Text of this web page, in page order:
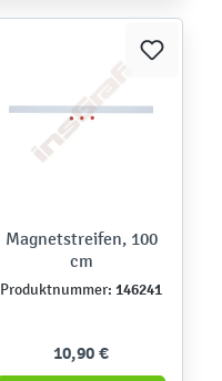
Magnetstreifen, 100
cm
Produktnummer: 146241
10,90 €